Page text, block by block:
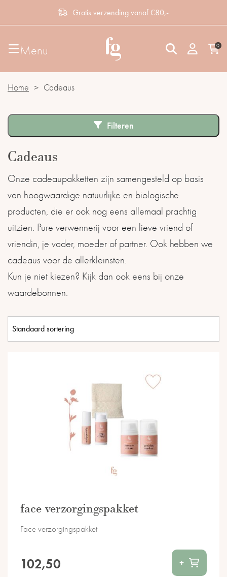
Gratis verzending vanaf €80,-
Menu 0
Home > Cadeaus
Filteren
Cadeaus
Onze cadeaupakketten zijn samengesteld op basis
van hoogwaardige natuurlijke en biologische
producten, die er ook nog eens allemaal prachtig
uitzien. Pure verwennerij voor een lieve vriend of
vriendin, je vader, moeder of partner. Ook hebben we
cadeaus voor de allerkleinsten.
Kun je niet kiezen? Kijk dan ook eens bij onze
waardebonnen.
face verzorgingspakket
102,50 +
Face verzorgingspakket